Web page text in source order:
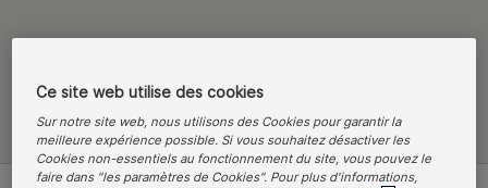
Ce site web utilise des cookies
Sur notre site web, nous utilisons des Cookies pour garantir la
meilleure expérience possible. Si vous souhaitez désactiver les
Cookies non-essentiels au fonctionnement du site, vous pouvez le
faire dans "les paramètres de Cookies". Pour plus d'informations,